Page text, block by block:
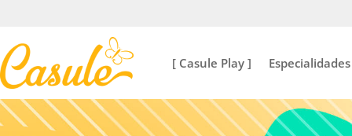
[ Casule Play ] Especialidades